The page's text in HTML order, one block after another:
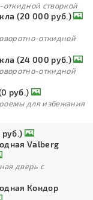
откидной створкой
(20 000 руб.)
откидной
(24 000 руб.)
откидной
руб.)
для избежания
Valberg
дверь с
Кондор